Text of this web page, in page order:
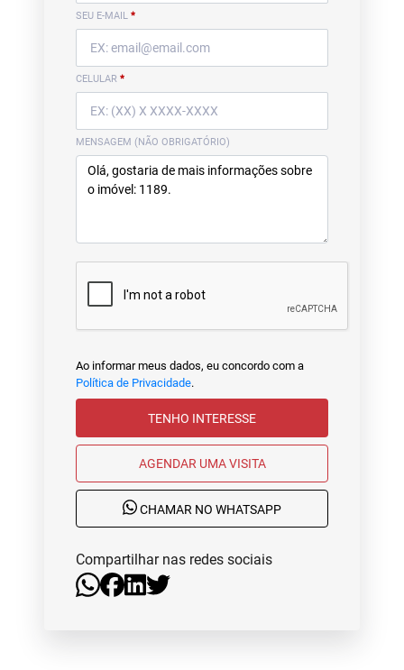
SEU E-MAIL *
CELULAR *
MENSAGEM (NÃO OBRIGATÓRIO)
Ao informar meus dados, eu concordo com a
Política de Privacidade.
TENHO INTERESSE
AGENDAR UMA VISITA
CHAMAR NO WHATSAPP
Compartilhar nas redes sociais